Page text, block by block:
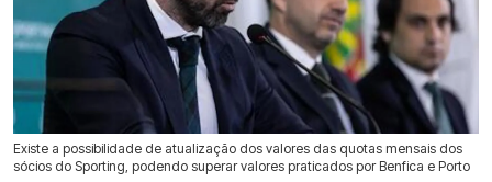
Existe a possibilidade de atualização dos valores das quotas mensais dos
sócios do Sporting, podendo superar valores praticados por Benfica e Porto